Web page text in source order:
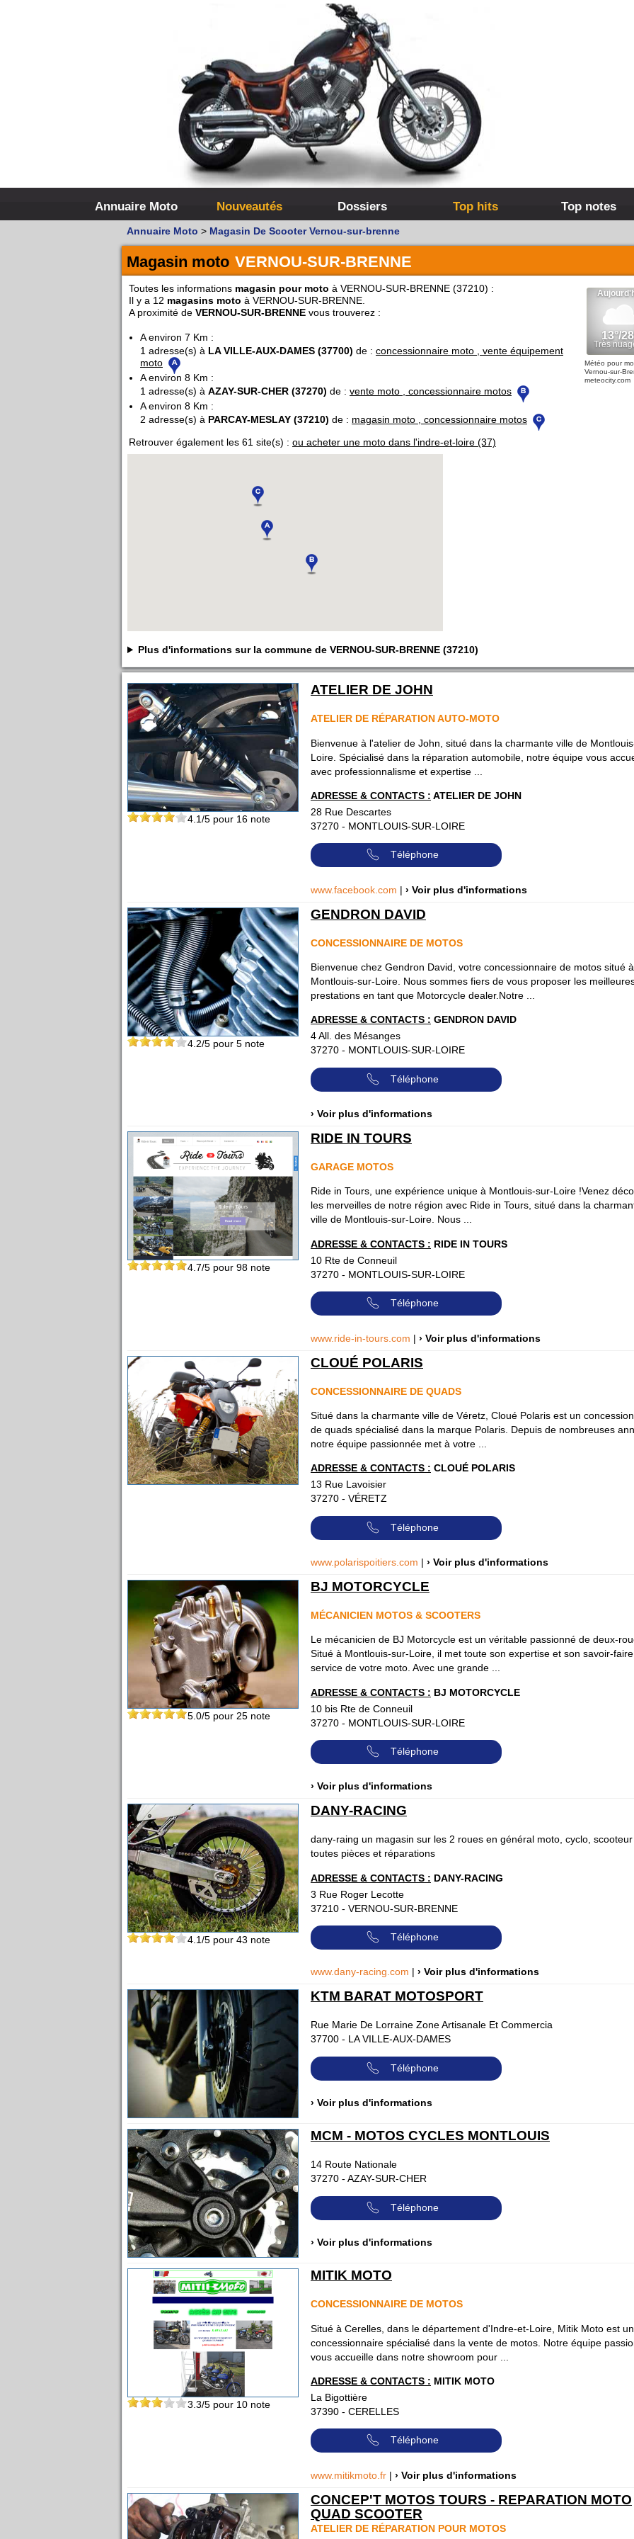
Annuaire Moto Nouveautés Dossiers Top hits Top notes
Annuaire Moto > Magasin De Scooter Vernou-sur-brenne
Magasin moto VERNOU-SUR-BRENNE
Toutes les informations magasin pour moto à VERNOU-SUR-BRENNE (37210) :
Il y a 12 magasins moto à VERNOU-SUR-BRENNE.
A proximité de VERNOU-SUR-BRENNE vous trouverez :
A environ 7 Km :
1 adresse(s) à LA VILLE-AUX-DAMES (37700) de : concessionnaire moto , vente équipement
moto
A environ 8 Km :
1 adresse(s) à AZAY-SUR-CHER (37270) de : vente moto , concessionnaire motos
A environ 8 Km :
2 adresse(s) à PARCAY-MESLAY (37210) de : magasin moto , concessionnaire motos
Retrouver également les 61 site(s) : ou acheter une moto dans l'indre-et-loire (37)
Météo pour
Vernou-sur-
meteocity.com
Plus d'informations sur la commune de VERNOU-SUR-BRENNE (37210)
4.1/5 pour 16 note
ATELIER DE JOHN
ATELIER DE RÉPARATION AUTO-MOTO
Bienvenue à l'atelier de John, situé dans la charmante ville de
Loire. Spécialisé dans la réparation automobile, notre équipe vous
avec professionnalisme et expertise ...
ADRESSE & CONTACTS : ATELIER DE JOHN
28 Rue Descartes
37270 - MONTLOUIS-SUR-LOIRE
Téléphone
www.facebook.com | › Voir plus d'informations
4.2/5 pour 5 note
GENDRON DAVID
CONCESSIONNAIRE DE MOTOS
Bienvenue chez Gendron David, votre concessionnaire de motos situé à
Montlouis-sur-Loire. Nous sommes fiers de vous proposer les
prestations en tant que Motorcycle dealer.Notre ...
ADRESSE & CONTACTS : GENDRON DAVID
4 All. des Mésanges
37270 - MONTLOUIS-SUR-LOIRE
Téléphone
› Voir plus d'informations
4.7/5 pour 98 note
RIDE IN TOURS
GARAGE MOTOS
Ride in Tours, une expérience unique à Montlouis-sur-Loire !Venez
les merveilles de notre région avec Ride in Tours, situé dans la
ville de Montlouis-sur-Loire. Nous ...
ADRESSE & CONTACTS : RIDE IN TOURS
10 Rte de Conneuil
37270 - MONTLOUIS-SUR-LOIRE
Téléphone
www.ride-in-tours.com | › Voir plus d'informations
CLOUÉ POLARIS
CONCESSIONNAIRE DE QUADS
Situé dans la charmante ville de Véretz, Cloué Polaris est un
de quads spécialisé dans la marque Polaris. Depuis de nombreuses
notre équipe passionnée met à votre ...
ADRESSE & CONTACTS : CLOUÉ POLARIS
13 Rue Lavoisier
37270 - VÉRETZ
Téléphone
www.polarispoitiers.com | › Voir plus d'informations
5.0/5 pour 25 note
BJ MOTORCYCLE
MÉCANICIEN MOTOS & SCOOTERS
Le mécanicien de BJ Motorcycle est un véritable passionné de deux-
Situé à Montlouis-sur-Loire, il met toute son expertise et son savoir-
service de votre moto. Avec une grande ...
ADRESSE & CONTACTS : BJ MOTORCYCLE
10 bis Rte de Conneuil
37270 - MONTLOUIS-SUR-LOIRE
Téléphone
› Voir plus d'informations
4.1/5 pour 43 note
DANY-RACING
dany-raing un magasin sur les 2 roues en général moto, cyclo, scooteur
toutes pièces et réparations
ADRESSE & CONTACTS : DANY-RACING
3 Rue Roger Lecotte
37210 - VERNOU-SUR-BRENNE
Téléphone
www.dany-racing.com | › Voir plus d'informations
KTM BARAT MOTOSPORT
Rue Marie De Lorraine Zone Artisanale Et Commercia
37700 - LA VILLE-AUX-DAMES
Téléphone
› Voir plus d'informations
MCM - MOTOS CYCLES MONTLOUIS
14 Route Nationale
37270 - AZAY-SUR-CHER
Téléphone
› Voir plus d'informations
3.3/5 pour 10 note
MITIK MOTO
CONCESSIONNAIRE DE MOTOS
Situé à Cerelles, dans le département d'Indre-et-Loire, Mitik Moto est un
concessionnaire spécialisé dans la vente de motos. Notre équipe
vous accueille dans notre showroom pour ...
ADRESSE & CONTACTS : MITIK MOTO
La Bigottière
37390 - CERELLES
Téléphone
www.mitikmoto.fr | › Voir plus d'informations
CONCEP'T MOTOS TOURS - REPARATION MOTO
QUAD SCOOTER
ATELIER DE RÉPARATION POUR MOTOS